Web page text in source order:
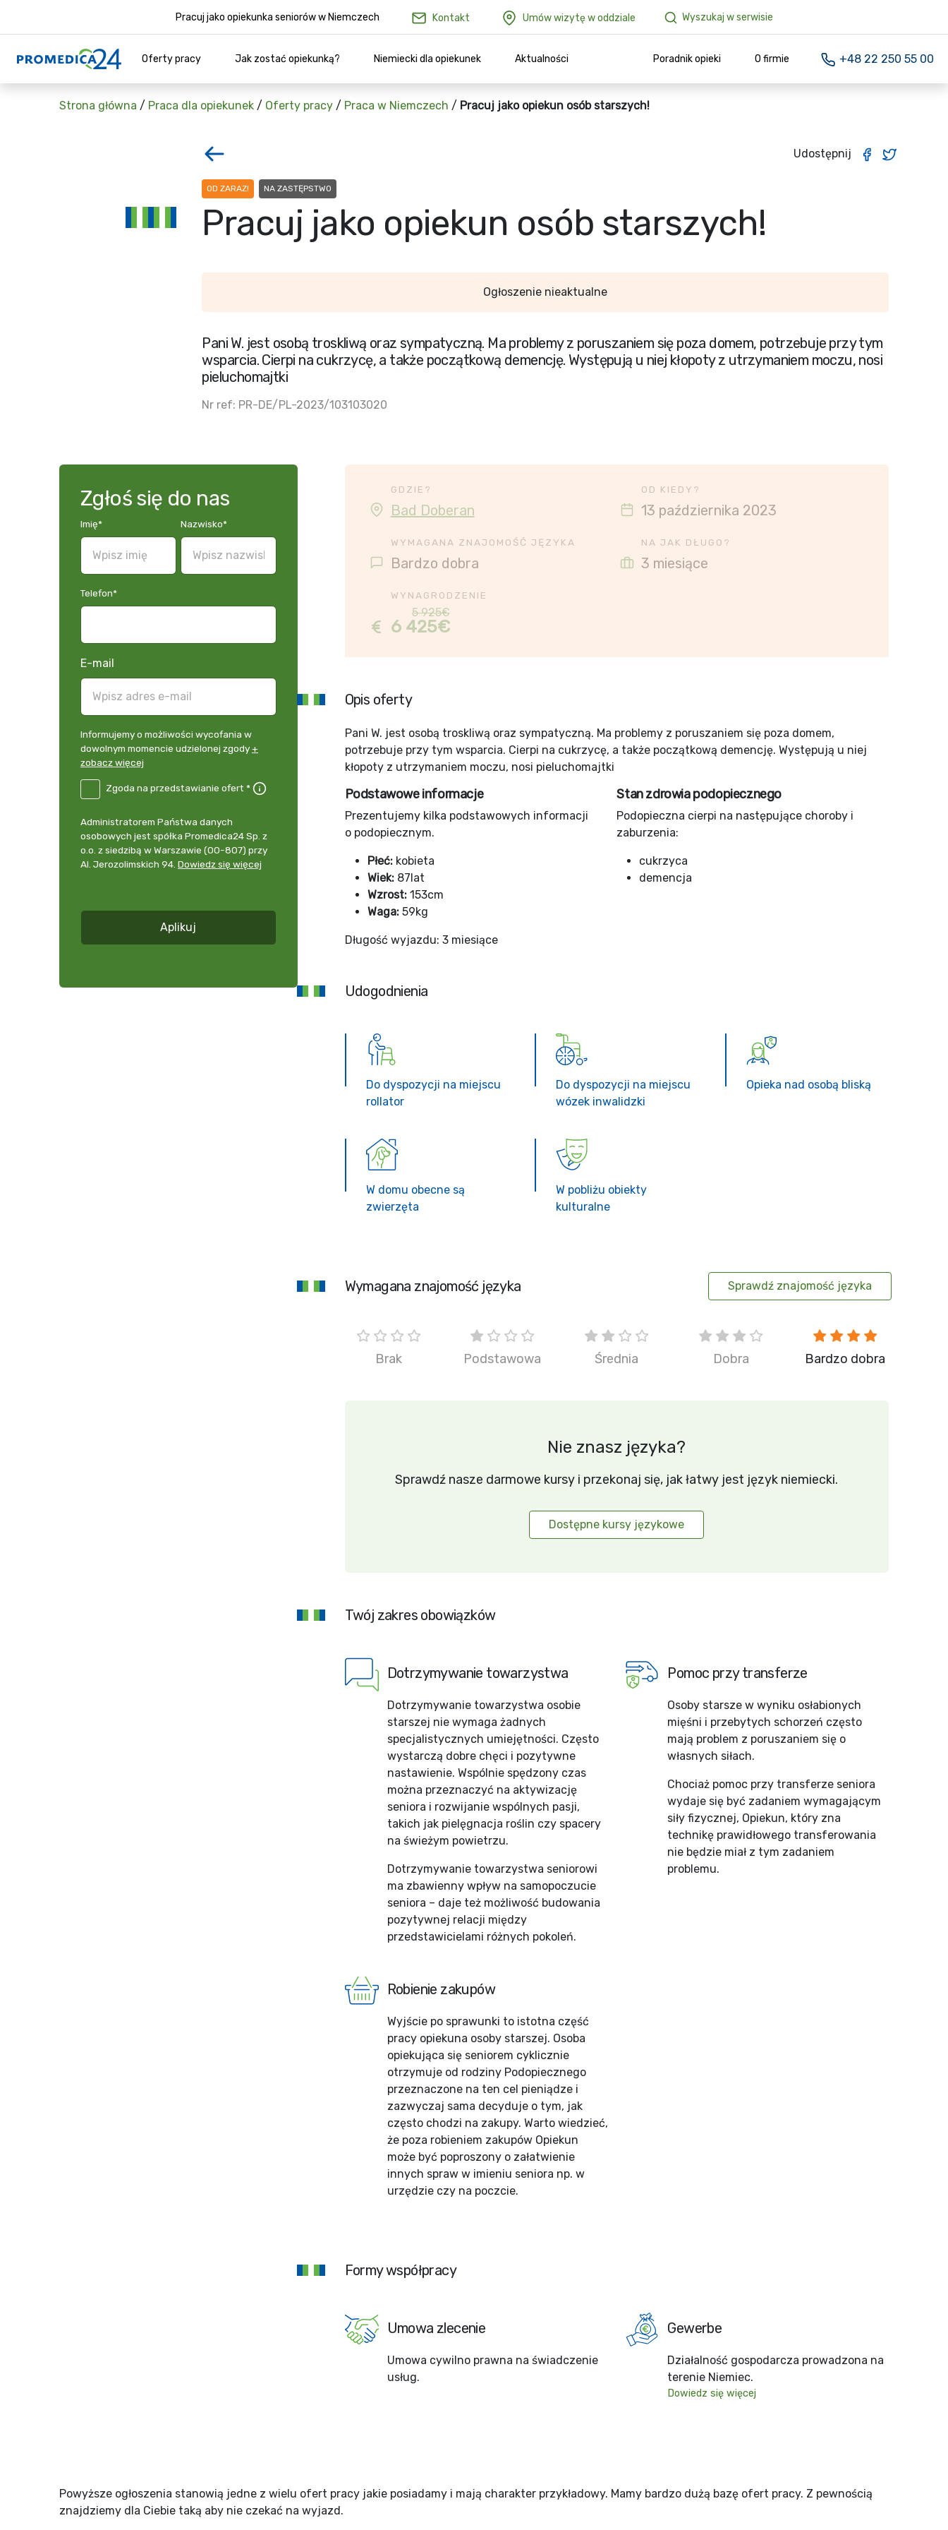
Pracuj jako opiekunka seniorów w Niemczech Kontakt Umów wizytę w oddziale Wyszukaj w serwisie
Oferty pracy Jak zostać opiekunką? Niemiecki dla opiekunek Aktualności Poradnik opieki O firmie +48 22 250 55 00
Strona główna / Praca dla opiekunek / Oferty pracy / Praca w Niemczech / Pracuj jako opiekun osób starszych!
Udostępnij
OD ZARAZ! NA ZASTĘPSTWO
Pracuj jako opiekun osób starszych!
Ogłoszenie nieaktualne
Pani W. jest osobą troskliwą oraz sympatyczną. Ma problemy z poruszaniem się poza domem, potrzebuje przy tym
wsparcia. Cierpi na cukrzycę, a także początkową demencję. Występują u niej kłopoty z utrzymaniem moczu, nosi
pieluchomajtki
Nr ref: PR-DE/PL-2023/103103020
Zgłoś się do nas
Imię* Nazwisko*
Telefon*
E-mail
Informujemy
o
możliwości
momencie
udzielonej
zgody
+
Informujemy o możliwości wycofania w
dowolnym momencie udzielonej zgody+
zobacz więcej
DE
przedstawianie
Zgoda na przedstawianie ofert *
Administrator
danych
osobowych
Administratorem Państwa danych
osobowych jest spółka Promedica24 Sp. z
o.o. z siedzibą w Warszawie (00-807) przy
Al. Jerozolimskich 94. Dowiedz się więcej
Aplikuj
GDZIE?
Bad Doberan
OD KIEDY?
13 października 2023
WYMAGANA ZNAJOMOŚĆ JĘZYKA
Bardzo dobra
NA JAK DŁUGO?
3 miesiące
WYNAGRODZENIE
5 925€
6 425€
Opis oferty
Pani W. jest osobą troskliwą oraz sympatyczną. Ma problemy z poruszaniem się poza domem,
potrzebuje przy tym wsparcia. Cierpi na cukrzycę, a także początkową demencję. Występują u niej
kłopoty z utrzymaniem moczu, nosi pieluchomajtki
Podstawowe informacje
Prezentujemy kilka podstawowych informacji
o podopiecznym.
Płeć: kobieta
Wiek: 87lat
Wzrost: 153cm
Waga: 59kg
Stan zdrowia podopiecznego
Podopieczna cierpi na następujące choroby i
zaburzenia:
cukrzyca
demencja
Długość wyjazdu: 3 miesiące
Udogodnienia
Do dyspozycji na miejscu
rollator
Do dyspozycji na miejscu
wózek inwalidzki
Opieka nad osobą bliską
W domu obecne są
zwierzęta
W pobliżu obiekty
kulturalne
Wymagana znajomość języka Sprawdź znajomość języka
Brak Podstawowa Średnia Dobra Bardzo dobra
Nie znasz języka?
Sprawdź nasze darmowe kursy i przekonaj się, jak łatwy jest język niemiecki.
Dostępne kursy językowe
Twój zakres obowiązków
Dotrzymywanie towarzystwa
Dotrzymywanie towarzystwa osobie
starszej nie wymaga żadnych
specjalistycznych umiejętności. Często
wystarczą dobre chęci i pozytywne
nastawienie. Wspólnie spędzony czas
można przeznaczyć na aktywizację
seniora i rozwijanie wspólnych pasji,
takich jak pielęgnacja roślin czy spacery
na świeżym powietrzu.
Dotrzymywanie towarzystwa seniorowi
ma zbawienny wpływ na samopoczucie
seniora – daje też możliwość budowania
pozytywnej relacji między
przedstawicielami różnych pokoleń.
Pomoc przy transferze
Osoby starsze w wyniku osłabionych
mięśni i przebytych schorzeń często
mają problem z poruszaniem się o
własnych siłach.
Chociaż pomoc przy transferze seniora
wydaje się być zadaniem wymagającym
siły fizycznej, Opiekun, który zna
technikę prawidłowego transferowania
nie będzie miał z tym zadaniem
problemu.
Robienie zakupów
Wyjście po sprawunki to istotna część
pracy opiekuna osoby starszej. Osoba
opiekująca się seniorem cyklicznie
otrzymuje od rodziny Podopiecznego
przeznaczone na ten cel pieniądze i
zazwyczaj sama decyduje o tym, jak
często chodzi na zakupy. Warto wiedzieć,
że poza robieniem zakupów Opiekun
może być poproszony o załatwienie
innych spraw w imieniu seniora np. w
urzędzie czy na poczcie.
Formy współpracy
Umowa zlecenie
Umowa cywilno prawna na świadczenie
usług.
Gewerbe
Działalność gospodarcza prowadzona na
terenie Niemiec.
Dowiedz się więcej
Powyższe ogłoszenia stanowią jedne z wielu ofert pracy jakie posiadamy i mają charakter przykładowy. Mamy bardzo dużą bazę ofert pracy. Z pewnością
znajdziemy dla Ciebie taką aby nie czekać na wyjazd.